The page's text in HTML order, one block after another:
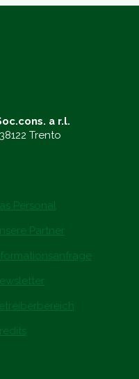
a r.l.
Trento
Personal
Partner